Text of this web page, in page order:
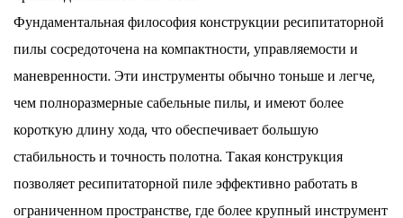
Фундаментальная философия конструкции ресипитаторной
пилы сосредоточена на компактности, управляемости и
маневренности. Эти инструменты обычно тоньше и легче,
чем полноразмерные сабельные пилы, и имеют более
короткую длину хода, что обеспечивает большую
стабильность и точность полотна. Такая конструкция
позволяет ресипитаторной пиле эффективно работать в
ограниченном пространстве, где более крупный инструмент